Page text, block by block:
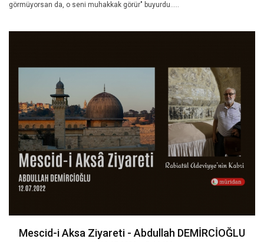
görmüyorsan da, o seni muhakkak görür" buyurdu.....
Mescid-i Aksa Ziyareti - Abdullah DEMİRCİOĞLU